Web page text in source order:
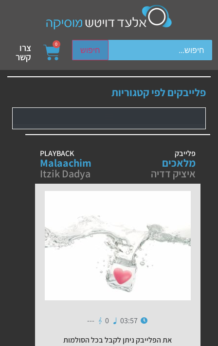
חיפוש
device users, explore by touch or with swipe gestures.
0 צרו
קשר
פלייבקים לפי קטגוריות
פלייבק
מלאכים
איציק דדיה
PLAYBACK
Malaachim
Itzik Dadya
03:57
0
---
את הפלייבק ניתן לקבל בכל הסולמות